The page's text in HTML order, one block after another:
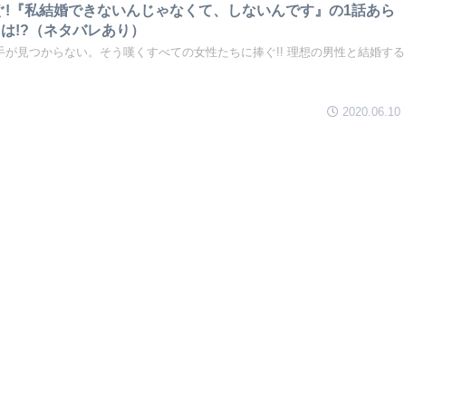
『私結婚できないんじゃなくて、しないんです』の1話あら
!?（ネタバレあり）
が見つからない。そう嘆くすべての女性たちに捧ぐ!! 理想の男性と結婚する
2020.06.10